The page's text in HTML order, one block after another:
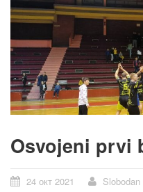
Osvojeni prvi
24 окт 2021